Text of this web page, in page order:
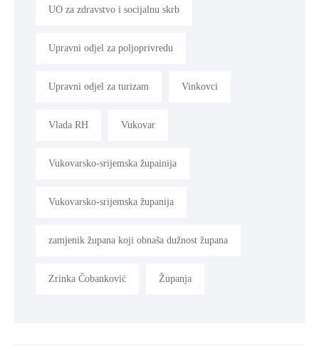
UO za zdravstvo i socijalnu skrb
Upravni odjel za poljoprivredu
Upravni odjel za turizam Vinkovci
Vlada RH Vukovar
Vukovarsko-srijemska župainija
Vukovarsko-srijemska županija
zamjenik župana koji obnaša dužnost župana
Zrinka Čobanković Županja